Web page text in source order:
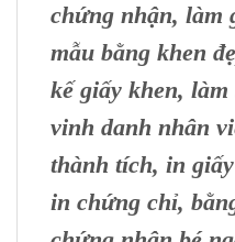
chứng nhận, làm
mẫu bằng khen
kế giấy khen,
vinh danh nhân
thành tích, in
in chứng chỉ,